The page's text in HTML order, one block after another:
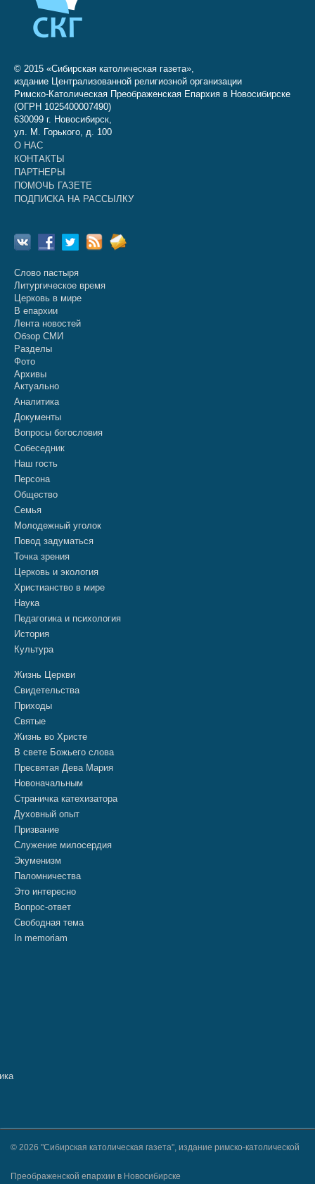
© 2015 «Сибирская католическая газета»,
издание Централизованной религиозной организации
Римско-Католическая Преображенская Епархия в Новосибирске
(ОГРН 1025400007490)
630099 г. Новосибирск,
ул. М. Горького, д. 100
О НАС
КОНТАКТЫ
ПАРТНЕРЫ
ПОМОЧЬ ГАЗЕТЕ
ПОДПИСКА НА РАССЫЛКУ
Слово пастыря
Литургическое время
Церковь в мире
В епархии
Лента новостей
Обзор СМИ
Разделы
Фото
Архивы
Актуально
Аналитика
Документы
Вопросы богословия
Собеседник
Наш гость
Персона
Общество
Семья
Молодежный уголок
Повод задуматься
Точка зрения
Церковь и экология
Христианство в мире
Наука
Педагогика и психология
История
Культура
Жизнь Церкви
Свидетельства
Приходы
Святые
Жизнь во Христе
В свете Божьего слова
Пресвятая Дева Мария
Новоначальным
Страничка катехизатора
Духовный опыт
Призвание
Служение милосердия
Экуменизм
Паломничества
Это интересно
Вопрос-ответ
Свободная тема
In memoriam
© 2026 "Сибирская католическая газета", издание римско-католической
Преображенской епархии в Новосибирске